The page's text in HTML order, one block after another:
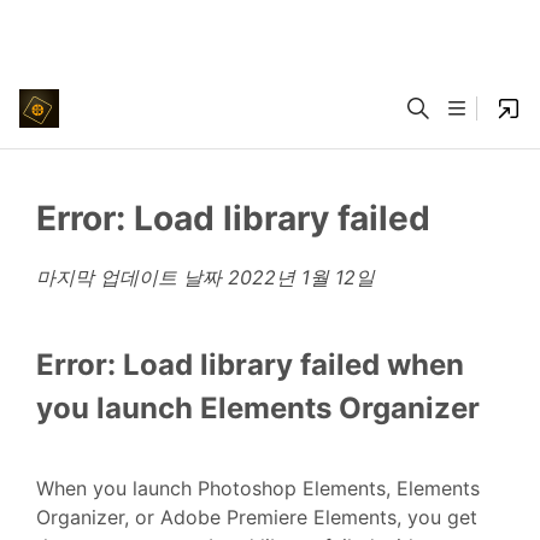
Error: Load library failed
마지막 업데이트 날짜 2022년 1월 12일
Error: Load library failed when
you launch Elements Organizer
When you launch Photoshop Elements, Elements
Organizer, or Adobe Premiere Elements, you get